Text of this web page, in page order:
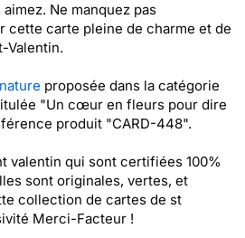
Ne manquez pas
cette carte pleine de charme et de
Valentin.
proposée dans la catégorie
"Un cœur en fleurs pour dire
produit "CARD-448".
valentin qui sont certifiées 100%
sont originales, vertes, et
collection de cartes de st
Merci-Facteur !